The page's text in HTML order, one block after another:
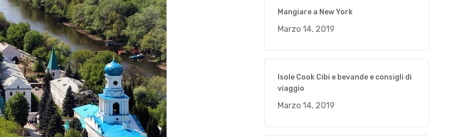
Mangiare a New York
Marzo 14, 2019
Isole Cook Cibi e bevande e consigli di
viaggio
Marzo 14, 2019